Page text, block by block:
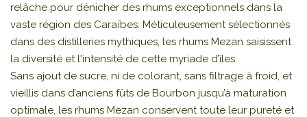
relâche pour dénicher des rhums exceptionnels dans la
vaste région des Caraïbes. Méticuleusement sélectionnés
dans des distilleries mythiques, les rhums Mezan saisissent
la diversité et l'intensité de cette myriade d’îles.
Sans ajout de sucre, ni de colorant, sans filtrage à froid, et
vieillis dans d’anciens fûts de Bourbon jusqu’à maturation
optimale, les rhums Mezan conservent toute leur pureté et